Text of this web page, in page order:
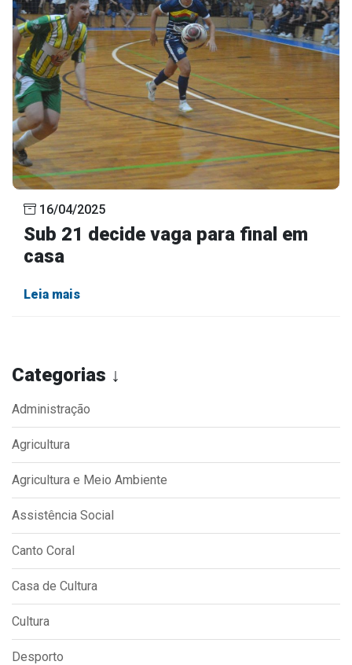
Categorias ↓
Administração
Agricultura
Agricultura e Meio Ambiente
Assistência Social
Canto Coral
Casa de Cultura
Cultura
Desporto
16/04/2025
Sub 21 decide vaga para final em
casa
Leia mais